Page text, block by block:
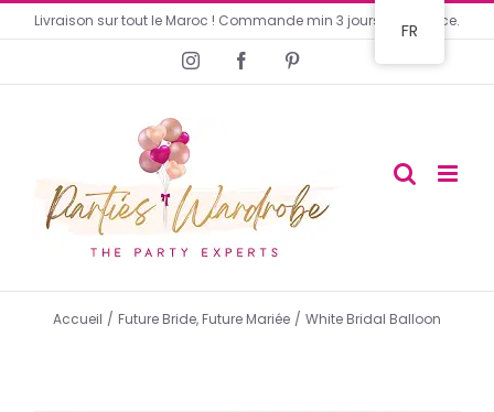
Passer
au
Livraison sur tout le Maroc ! Commande min 3 jours en avance.
InstagramFacebook
Accueil Future Bride Future Mariée White Bridal Balloon
FR